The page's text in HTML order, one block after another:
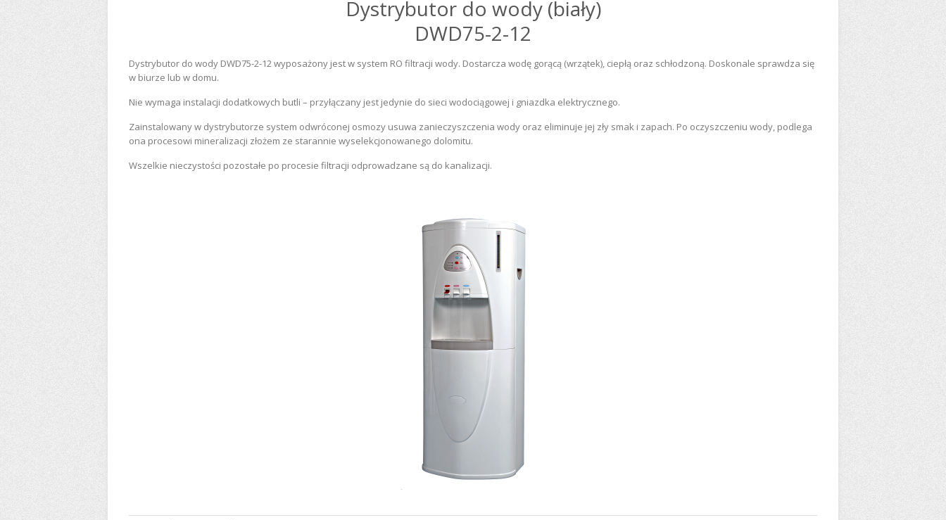
Dystrybutor do wody (biały)
DWD75-2-12
Dystrybutor do wody DWD75-2-12 wyposażony jest w system RO filtracji wody. Dostarcza wodę gorącą (wrzątek), ciepłą oraz schłodzoną. Doskonale sprawdza się
w biurze lub w domu.
Nie wymaga instalacji dodatkowych butli – przyłączany jest jedynie do sieci wodociągowej i gniazdka elektrycznego.
Zainstalowany w dystrybutorze system odwróconej osmozy usuwa zanieczyszczenia wody oraz eliminuje jej zły smak i zapach. Po oczyszczeniu wody, podlega
ona procesowi mineralizacji złożem ze starannie wyselekcjonowanego dolomitu.
Wszelkie nieczystości pozostałe po procesie filtracji odprowadzane są do kanalizacji.